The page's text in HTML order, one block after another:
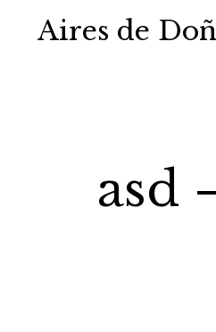
Aires de
asd